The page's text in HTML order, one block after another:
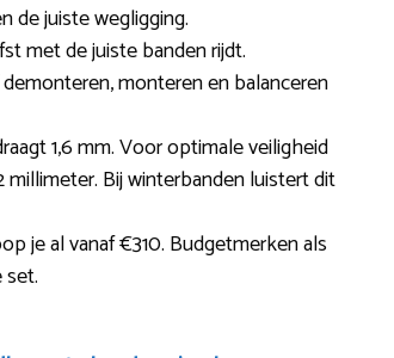
de juiste wegligging.
met de juiste banden rijdt.
monteren en balanceren
1,6 mm. Voor optimale veiligheid
Bij winterbanden luistert dit
je al vanaf €310. Budgetmerken als